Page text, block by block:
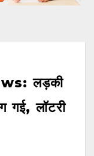
लड़की
गई, लॉटरी